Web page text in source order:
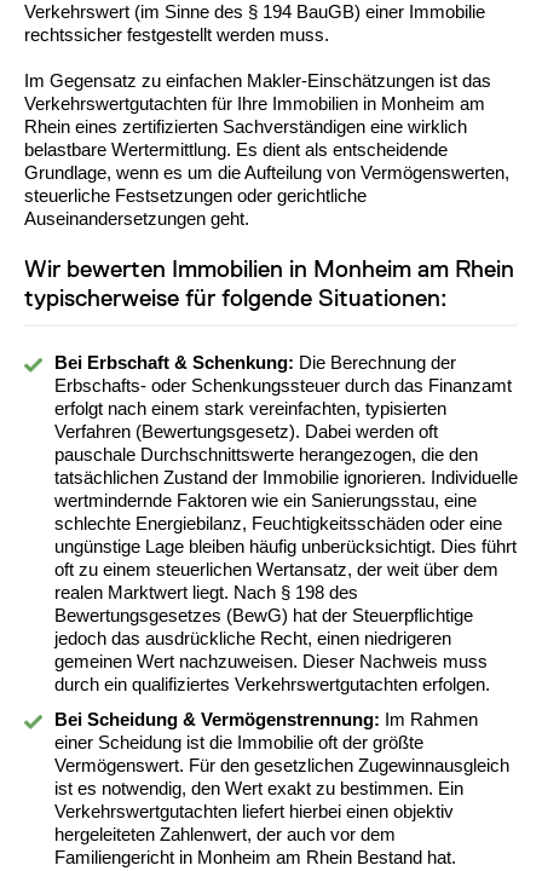
Verkehrswert (im Sinne des § 194 BauGB) einer Immobilie
rechtssicher festgestellt werden muss.
Im Gegensatz zu einfachen Makler-Einschätzungen ist das
Verkehrswertgutachten für Ihre Immobilien in Monheim am
Rhein eines zertifizierten Sachverständigen eine wirklich
belastbare Wertermittlung. Es dient als entscheidende
Grundlage, wenn es um die Aufteilung von Vermögenswerten,
steuerliche Festsetzungen oder gerichtliche
Auseinandersetzungen geht.
Wir bewerten Immobilien in Monheim am Rhein
typischerweise für folgende Situationen:
Bei Erbschaft & Schenkung: Die Berechnung der
Erbschafts- oder Schenkungssteuer durch das Finanzamt
erfolgt nach einem stark vereinfachten, typisierten
Verfahren (Bewertungsgesetz). Dabei werden oft
pauschale Durchschnittswerte herangezogen, die den
tatsächlichen Zustand der Immobilie ignorieren. Individuelle
wertmindernde Faktoren wie ein Sanierungsstau, eine
schlechte Energiebilanz, Feuchtigkeitsschäden oder eine
ungünstige Lage bleiben häufig unberücksichtigt. Dies führt
oft zu einem steuerlichen Wertansatz, der weit über dem
realen Marktwert liegt. Nach § 198 des
Bewertungsgesetzes (BewG) hat der Steuerpflichtige
jedoch das ausdrückliche Recht, einen niedrigeren
gemeinen Wert nachzuweisen. Dieser Nachweis muss
durch ein qualifiziertes Verkehrswertgutachten erfolgen.
Bei Scheidung & Vermögenstrennung: Im Rahmen
einer Scheidung ist die Immobilie oft der größte
Vermögenswert. Für den gesetzlichen Zugewinnausgleich
ist es notwendig, den Wert exakt zu bestimmen. Ein
Verkehrswertgutachten liefert hierbei einen objektiv
hergeleiteten Zahlenwert, der auch vor dem
Familiengericht in Monheim am Rhein Bestand hat.